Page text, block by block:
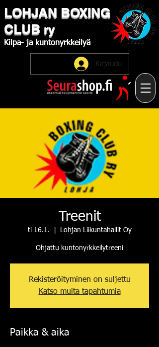
LOHJAN ​BOXING
CLUB ry
Kilpa- ja kuntonyrkkeilyä
Kirjaudu
Treenit
ti 16.1. Lohjan Liikuntahallit Oy
Ohjattu kuntonyrkkeilytreeni
Rekisteröityminen on suljettu
Katso muita tapahtumia
Paikka & aika